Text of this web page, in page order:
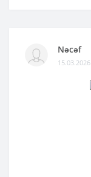
Nəcəf
15.03.2026